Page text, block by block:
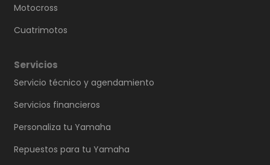
Motocross
Cuatrimotos
Servicios
Servicio técnico y agendamiento
Servicios financieros
Personaliza tu Yamaha
Repuestos para tu Yamaha